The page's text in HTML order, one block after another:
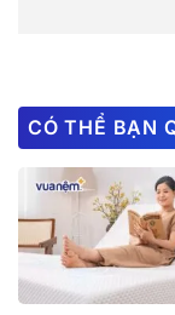
CÓ THỂ BẠN